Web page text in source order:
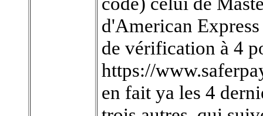
d'American
de vérification à 4
https://
en fait ya les 4